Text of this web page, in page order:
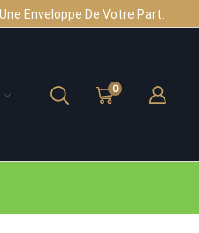
Enveloppe De Votre Part.
0